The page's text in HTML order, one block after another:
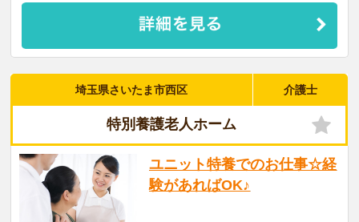
埼玉県さいたま市西区 介護士
特別養護老人ホーム
ユニット特養でのお仕事☆経
験があればOK♪